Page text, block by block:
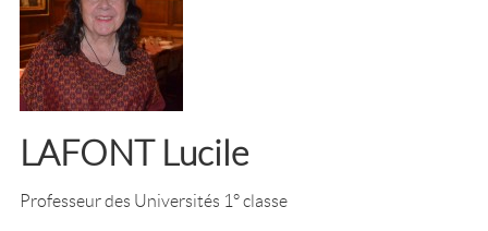
LAFONT Lucile
Professeur des Universités 1° classe